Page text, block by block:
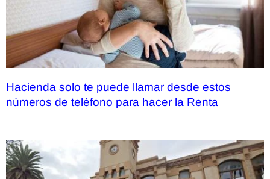
Hacienda solo te puede llamar desde estos
números de teléfono para hacer la Renta